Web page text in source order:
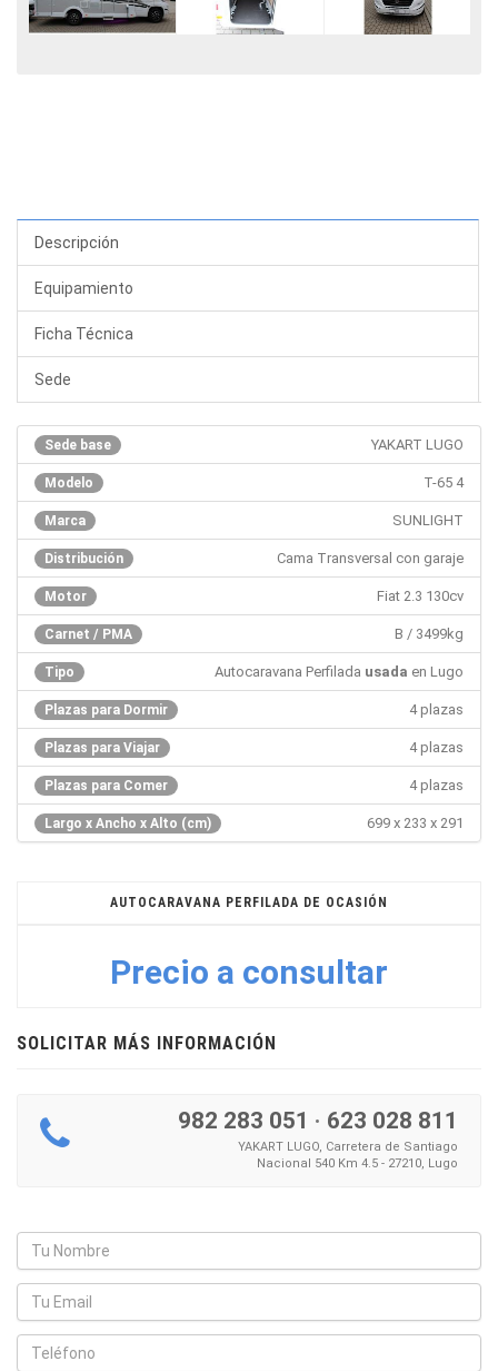
Descripción
Equipamiento
Ficha Técnica
Sede
Sede base YAKART LUGO
Modelo T-65 4
Marca SUNLIGHT
Distribución Cama Transversal con garaje
Motor Fiat 2.3 130cv
Carnet / PMA B / 3499kg
Tipo Autocaravana Perfilada usada en Lugo
Plazas para Dormir 4 plazas
Plazas para Viajar 4 plazas
Plazas para Comer 4 plazas
Largo x Ancho x Alto (cm) 699 x 233 x 291
AUTOCARAVANA PERFILADA DE OCASIÓN
Precio a consultar
SOLICITAR MÁS INFORMACIÓN
982 283 051 · 623 028 811
YAKART LUGO, Carretera de Santiago
Nacional 540 Km 4.5 - 27210, Lugo